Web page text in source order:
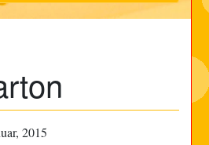
2015